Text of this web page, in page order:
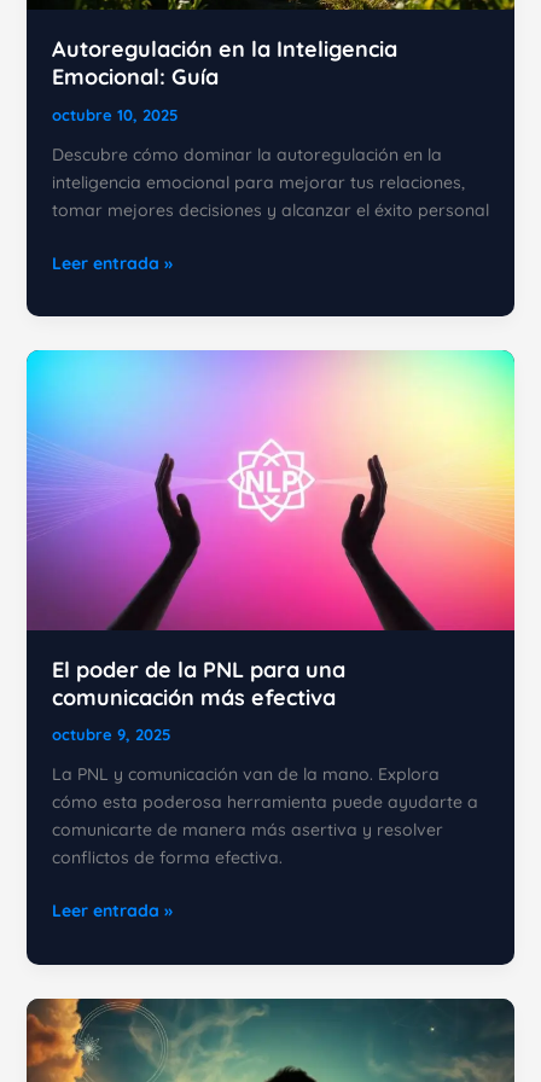
Autoregulación en la Inteligencia
Emocional: Guía
octubre 10, 2025
Descubre cómo dominar la autoregulación en la
inteligencia emocional para mejorar tus relaciones,
tomar mejores decisiones y alcanzar el éxito personal
Autoregulación
la
Inteligencia
Leer entrada »
El poder de la PNL para una
comunicación más efectiva
octubre 9, 2025
La PNL y comunicación van de la mano. Explora
cómo esta poderosa herramienta puede ayudarte a
comunicarte de manera más asertiva y resolver
conflictos de forma efectiva.
El
de
PNL
para
una
Leer entrada »